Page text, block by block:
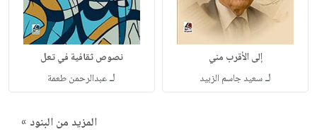
إلى الأقرب مني
لـسعيد جاسم الزبيد
نصوص ثقافية في تعل
لـعبدالرحمن طعمة
المزيد من البنود »